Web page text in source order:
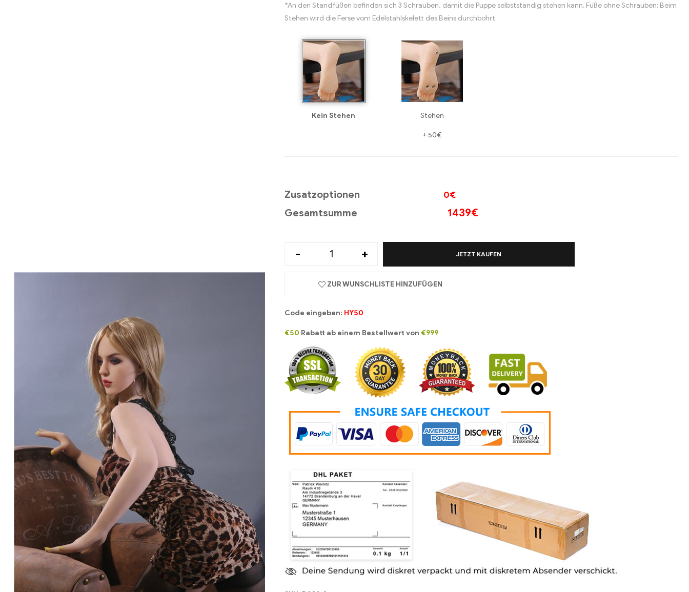
*An den Standfüßen befinden sich 3 Schrauben, damit die Puppe selbstständig stehen kann. Füße ohne Schrauben: Beim
Stehen wird die Ferse vom Edelstahlskelett des Beins durchbohrt.
Kein Stehen Stehen
+50€
Zusatzoptionen 0€
Gesamtsumme 1439€
- + JETZT KAUFEN
ZUR WUNSCHLISTE HINZUFÜGEN
Code eingeben: HY50
€50 Rabatt ab einem Bestellwert von €999